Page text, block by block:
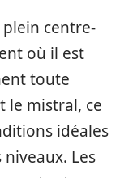
centre-
où il est
toute
le mistral, ce
idéales
Les